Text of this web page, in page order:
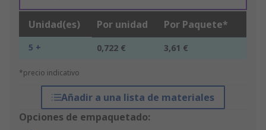
Unidad(es) Por unidad Por Paquete*
5 + 0,722 € 3,61 €
*precio indicativo
Añadir a una lista de materiales
Opciones de empaquetado: